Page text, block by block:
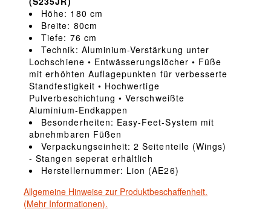
Höhe: 180 cm
Breite: 80cm
Tiefe: 76 cm
Technik: Aluminium-Verstärkung unter
Lochschiene • Entwässerungslöcher • Füße
mit erhöhten Auflagepunkten für verbesserte
Standfestigkeit • Hochwertige
Pulverbeschichtung • Verschweißte
Aluminium-Endkappen
Besonderheiten: Easy-Feet-System mit
abnehmbaren Füßen
Verpackungseinheit: 2 Seitenteile (Wings)
- Stangen seperat erhältlich
Herstellernummer: Lion (AE26)
Allgemeine Hinweise zur Produktbeschaffenheit.
(Mehr Informationen).